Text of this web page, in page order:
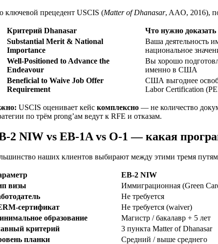
ключевой прецедент USCIS (Matter of Dhanasar, AAO, 2016),
Критерий Dhanasar Что нужно доказать
Substantial Merit & National
Importance
Ваша деятельность
национальное значен
Well-Positioned to Advance the
Endeavour
Вы хорошо
именно в США
Beneficial to Waive Job Offer
Requirement
США выгоднее
Labor Certification
USCIS оценивает кейскомплексно — не количество
по трём prong’ам ведут к RFE и отказам.
2 NIW vs EB-1A vs O-1 — какая
наших клиентов выбирают между этими тремя
EB-2 NIW
визы
Иммиграционная (Green
Не требуется
сертификат
Не требуется (waiver)
образование
Магистр / бакалавр + 5 лет
критерий
3 пункта Matter of Dhanasar
планки
Средний / выше среднего